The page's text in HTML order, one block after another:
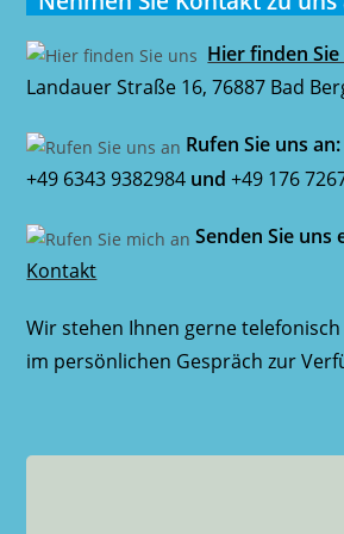
Hier finden
Landauer Straße 16, 76887 Bad
Rufen Sie uns an:
+49 6343 9382984 und +49 176
Senden Sie uns
Kontakt
Wir stehen Ihnen gerne
im persönlichen Gespräch zur